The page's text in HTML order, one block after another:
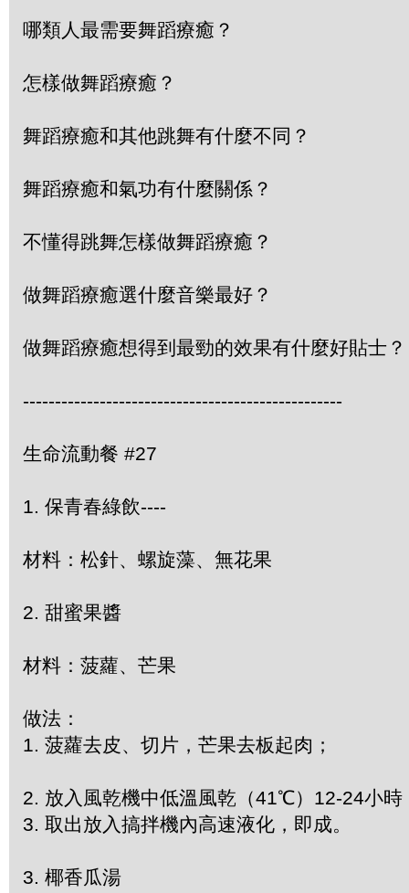
哪類人最需要舞蹈療癒？
怎樣做舞蹈療癒？
舞蹈療癒和其他跳舞有什麼不同？
舞蹈療癒和氣功有什麼關係？
不懂得跳舞怎樣做舞蹈療癒？
做舞蹈療癒選什麼音樂最好？
做舞蹈療癒想得到最勁的效果有什麼好貼士？
--------------------------------------------------
生命流動餐 #27
1. 保青春綠飲----
材料：松針、螺旋藻、無花果
2. 甜蜜果醬
材料：菠蘿、芒果
做法：
1. 菠蘿去皮、切片，芒果去板起肉；
2. 放入風乾機中低溫風乾（41℃）12-24小時
3. 取出放入搞拌機內高速液化，即成。
3. 椰香瓜湯